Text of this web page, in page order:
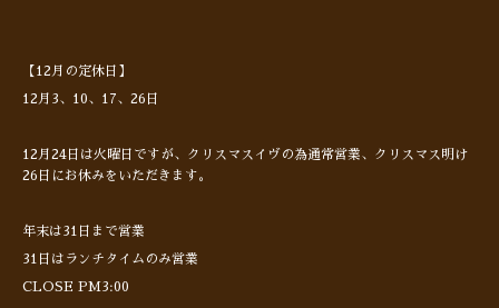
【12月の定休日】
12月3、10、17、26日
12月24日は火曜日ですが、クリスマスイヴの為通常営業、クリスマス明け
26日にお休みをいただきます。
年末は31日まで営業
31日はランチタイムのみ営業
CLOSE PM3:00